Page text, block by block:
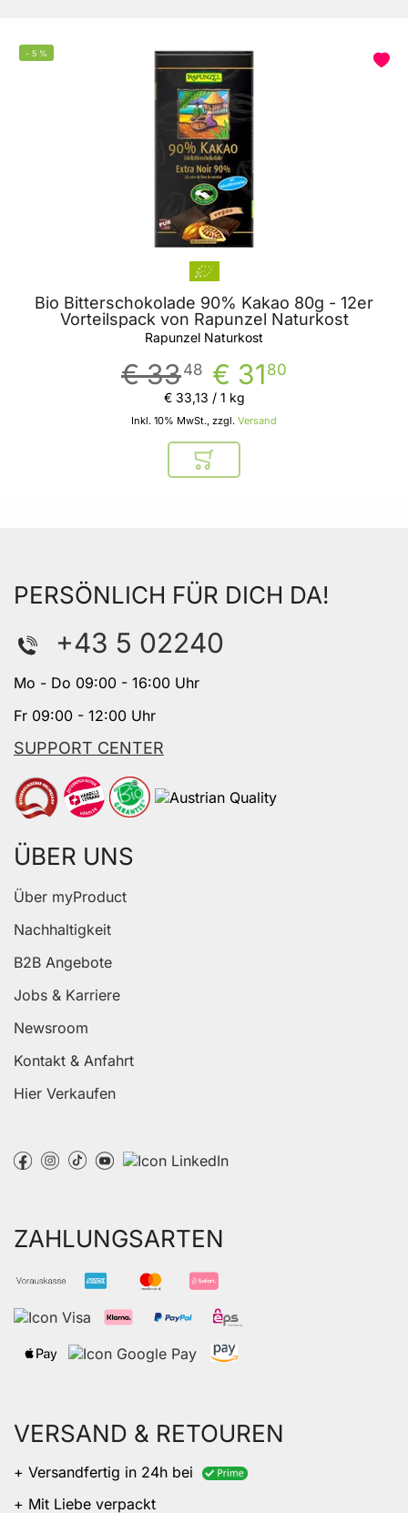
- 5 %
Bio Bitterschokolade 90% Kakao 80g - 12er
Vorteilspack von Rapunzel Naturkost
Rapunzel Naturkost
€ 31 80
€ 3348
Inkl. 10% MwSt., zzgl. Versand
€ 33,13 / 1 kg
In den Warenkorb
PERSÖNLICH FÜR DICH DA!
+43 5 02240
Mo - Do 09:00 - 16:00 Uhr
Fr 09:00 - 12:00 Uhr
SUPPORT CENTER
ÜBER UNS
Über myProduct
Nachhaltigkeit
B2B Angebote
Jobs & Karriere
Newsroom
Kontakt & Anfahrt
Hier Verkaufen
ZAHLUNGSARTEN
VERSAND & RETOUREN
+ Versandfertig in 24h bei
+ Mit Liebe verpackt